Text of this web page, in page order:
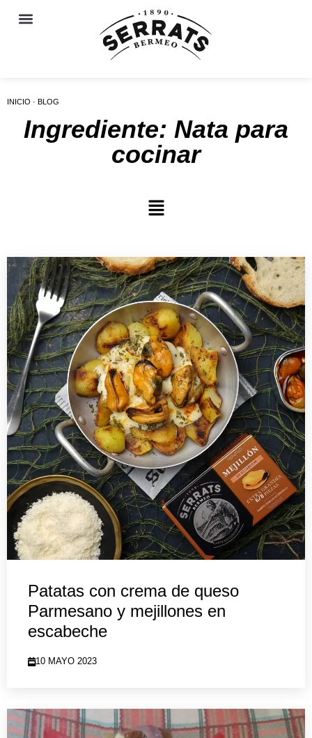
INICIO · BLOG
Ingrediente: Nata para
cocinar
Patatas con crema de queso
Parmesano y mejillones en
escabeche
10 MAYO 2023